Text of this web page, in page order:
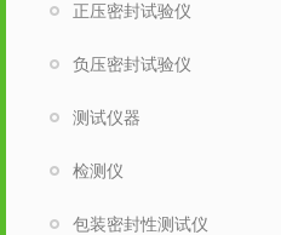
正压密封试验仪
负压密封试验仪
测试仪器
检测仪
包装密封性测试仪